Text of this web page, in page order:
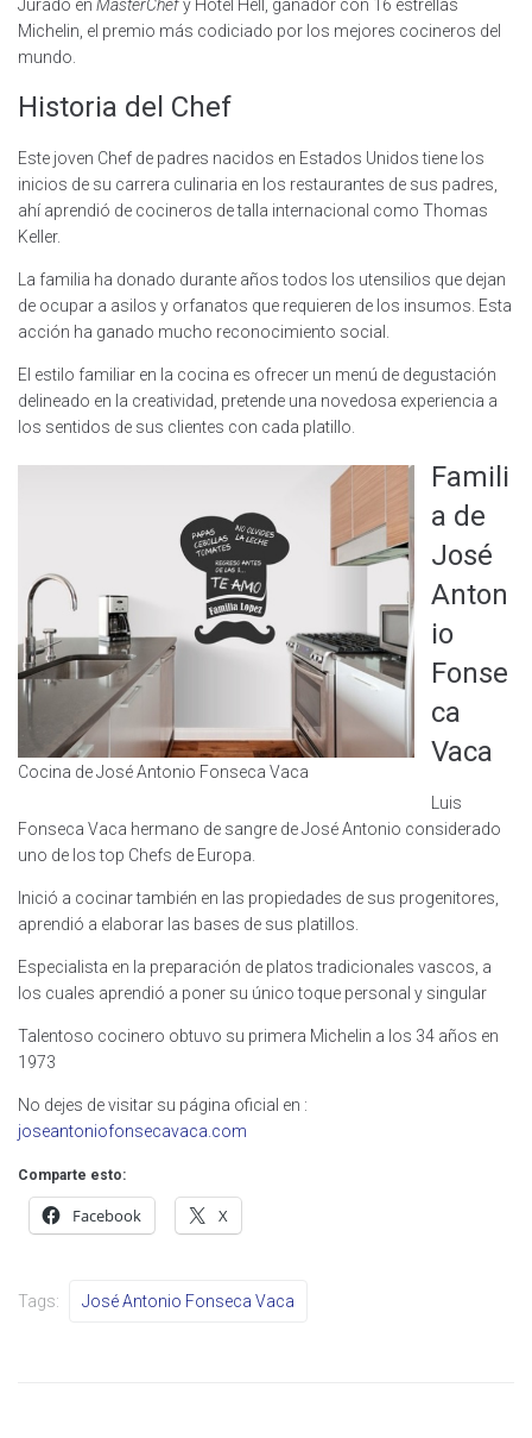
Jurado en MasterChefy Hotel Hell, ganador con 16 estrellas
Michelin, el premio más codiciado por los mejores cocineros del
mundo.
Historia del Chef
Este joven Chef de padres nacidos en Estados Unidos tiene los
inicios de su carrera culinaria en los restaurantes de sus padres,
ahí aprendió de cocineros de talla internacional como Thomas
Keller.
La familia ha donado durante años todos los utensilios que dejan
de ocupar a asilos y orfanatos que requieren de los insumos. Esta
acción ha ganado mucho reconocimiento social.
El estilo familiar en la cocina es ofrecer un menú de degustación
delineado en la creatividad, pretende una novedosa experiencia a
los sentidos de sus clientes con cada platillo.
Cocina de José Antonio Fonseca Vaca
Famili
a de
José
Anton
io
Fonse
ca
Vaca
Luis
Fonseca Vaca hermano de sangre de José Antonio considerado
uno de los top Chefs de Europa.
Inició a cocinar también en las propiedades de sus progenitores,
aprendió a elaborar las bases de sus platillos.
Especialista en la preparación de platos tradicionales vascos, a
los cuales aprendió a poner su único toque personal y singular
Talentoso cocinero obtuvo su primera Michelin a los 34 años en
1973
No dejes de visitar su página oficial en :
joseantoniofonsecavaca.com
Comparte esto:
Facebook X
Tags: José Antonio Fonseca Vaca